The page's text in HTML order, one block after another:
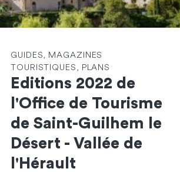
GUIDES, MAGAZINES
TOURISTIQUES, PLANS
Editions 2022 de
l'Office de Tourisme
de Saint-Guilhem le
Désert - Vallée de
l'Hérault